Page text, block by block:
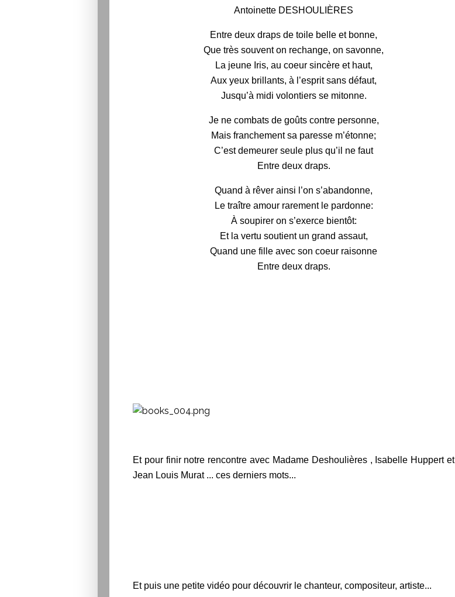
Antoinette DESHOULIÈRES
Entre deux draps de toile belle et bonne,
Que très souvent on rechange, on savonne,
La jeune Iris, au coeur sincère et haut,
Aux yeux brillants, à l’esprit sans défaut,
Jusqu’à midi volontiers se mitonne.
Je ne combats de goûts contre personne,
Mais franchement sa paresse m’étonne;
C’est demeurer seule plus qu’il ne faut
Entre deux draps.
Quand à rêver ainsi l’on s’abandonne,
Le traître amour rarement le pardonne:
À soupirer on s’exerce bientôt:
Et la vertu soutient un grand assaut,
Quand une fille avec son coeur raisonne
Entre deux draps.
Et pour finir notre rencontre avec Madame Deshoulières , Isabelle Huppert et
Jean Louis Murat ... ces derniers mots...
Et puis une petite vidéo pour découvrir le chanteur, compositeur, artiste...